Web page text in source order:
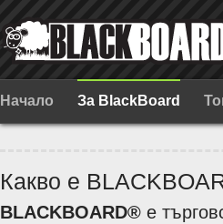
Начало За BlackBoard
Какво е
BLACKBOARD® е